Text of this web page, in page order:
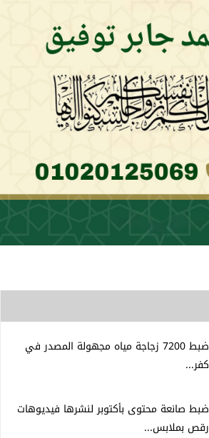
ضبط 7200 زجاجة مياه مجهولة المصدر في
كفر...
ضبط صانعة محتوى بأكتوبر لنشرها فيديوهات
رقص بملابس...